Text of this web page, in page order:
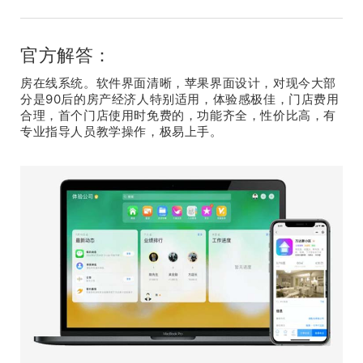
官方解答：
房在线系统。软件界面清晰，苹果界面设计，对现今大部
分是90后的房产经济人特别适用，体验感极佳，门店费用
合理，首个门店使用时免费的，功能齐全，性价比高，有
专业指导人员教学操作，极易上手。